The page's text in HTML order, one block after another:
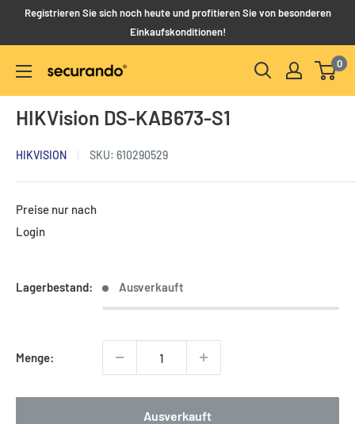
DirektRegistrieren Sie sich noch heute und profitieren Sie von besonderen
Einkaufskonditionen!
Securando
B2B
Shop
0
HIKVision DS-KAB673-S1
HIKVISION SKU: 610290529
Preise nur nach
Login
Lagerbestand: Ausverkauft
Menge:
Ausverkauft